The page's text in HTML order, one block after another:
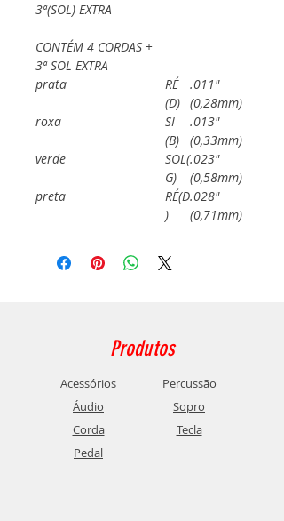
3ª(SOL) EXTRA
CONTÉM 4 CORDAS +
3ª SOL EXTRA
prata
RÉ
(D)
.011"
(0,28mm)
roxa
SI
(B)
.013"
(0,33mm)
verde
SOL(
G)
.023"
(0,58mm)
preta
RÉ(D
)
.028"
(0,71mm)
Produtos
Acessórios
Áudio
Corda
Pedal
Percussão
Sopro
Tecla